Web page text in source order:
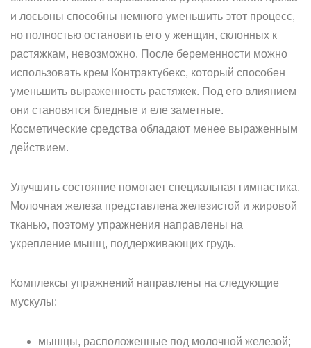
и лосьоны способны немного уменьшить этот процесс,
но полностью остановить его у женщин, склонных к
растяжкам, невозможно. После беременности можно
использовать крем Контрактубекс, который способен
уменьшить выраженность растяжек. Под его влиянием
они становятся бледные и еле заметные.
Косметические средства обладают менее выраженным
действием.
Улучшить состояние помогает специальная гимнастика.
Молочная железа представлена железистой и жировой
тканью, поэтому упражнения направлены на
укрепление мышц, поддерживающих грудь.
Комплексы упражнений направлены на следующие
мускулы:
мышцы, расположенные под молочной железой;